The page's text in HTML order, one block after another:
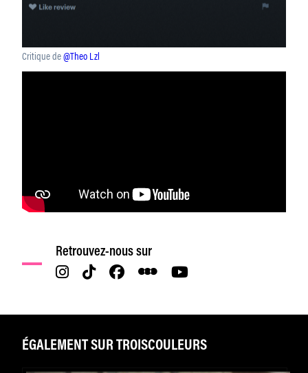
Critique de@Theo Lzl
Retrouvez-nous sur
ÉGALEMENT SUR TROISCOULEURS